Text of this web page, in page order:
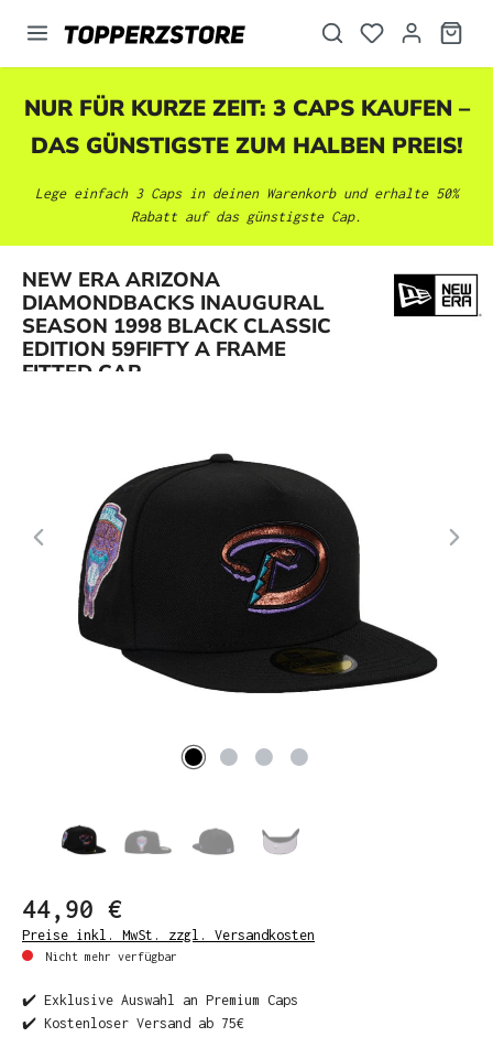
springen
NUR FÜR KURZE ZEIT: 3 CAPS KAUFEN –
DAS GÜNSTIGSTE ZUM HALBEN PREIS!
Lege einfach 3 Caps in deinen Warenkorb und erhalte 50%
Rabatt auf das günstigste Cap.
NEW ERA ARIZONA
DIAMONDBACKS INAUGURAL
SEASON 1998 BLACK CLASSIC
EDITION 59FIFTY A FRAME
FITTED CAP
Bildergalerie überspringen
44,90 €
Preise inkl. MwSt. zzgl. Versandkosten
Nicht mehr verfügbar
✔️ Exklusive Auswahl an Premium Caps
✔️ Kostenloser Versand ab 75€